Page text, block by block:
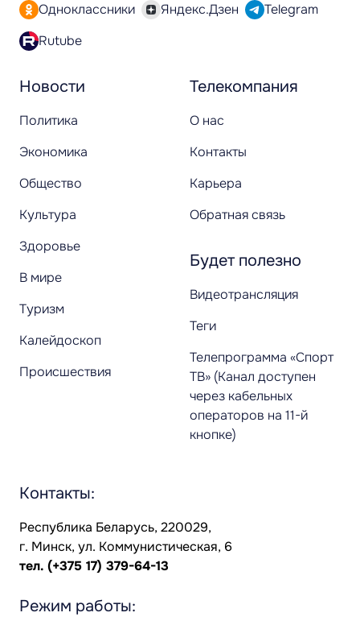
Новости
Политика
Экономика
Общество
Культура
Здоровье
В мире
Туризм
Калейдоскоп
Происшествия
Телекомпания
О нас
Контакты
Карьера
Обратная связь
Будет полезно
Видеотрансляция
Теги
Телепрограмма «Спорт
ТВ» (Канал доступен
через кабельных
операторов на 11-й
кнопке)
Одноклассники
Яндекс.Дзен
Telegram
Rutube
Контакты:
Республика Беларусь, 220029,
г. Минск, ул. Коммунистическая, 6
тел. (+375 17) 379-64-13
Режим работы: